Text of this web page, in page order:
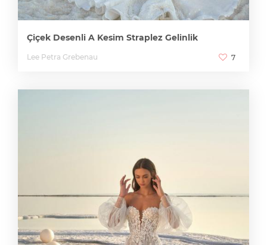
Çiçek Desenli A Kesim Straplez Gelinlik
Lee Petra Grebenau 7